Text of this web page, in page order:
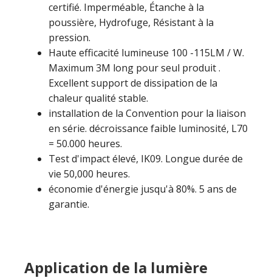
certifié. Imperméable, Étanche à la
poussière, Hydrofuge, Résistant à la
pression.
Haute efficacité lumineuse 100 -115LM / W.
Maximum 3M long pour seul produit .
Excellent support de dissipation de la
chaleur qualité stable.
installation de la Convention pour la liaison
en série. décroissance faible luminosité, L70
= 50.000 heures.
Test d'impact élevé, IK09. Longue durée de
vie 50,000 heures.
économie d'énergie jusqu'à 80%. 5 ans de
garantie.
Application de la lumière